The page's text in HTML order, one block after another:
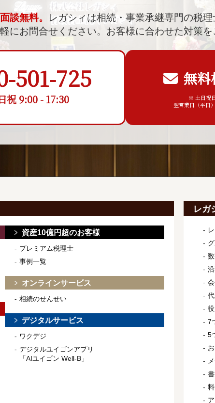
談無料。
レガシィは相続・事業承継専門の税理
にお問合せください。 お客様に合わせた対策
501-725
祝 9:00 - 17:30
無料
※ 土日祝
翌営業日（平日
資産10億円超のお客様
プレミアム税理士
事例一覧
オンラインサービス
相続のせんせい
デジタルサービス
ワクデジ
デジタルユイゴンアプリ
「AIユイゴン Well-B」
レガ
7
5